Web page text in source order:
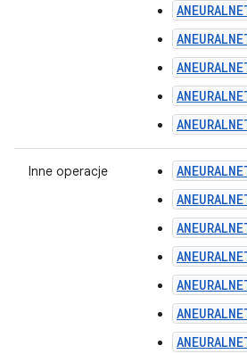
Inne operacje